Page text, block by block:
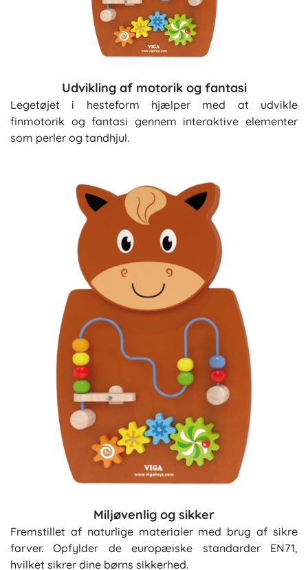
Udvikling af motorik og fantasi
Legetøjet i hesteform hjælper med at udvikle
finmotorik og fantasi gennem interaktive elementer
som perler og tandhjul.
Miljøvenlig og sikker
Fremstillet af naturlige materialer med brug af sikre
farver. Opfylder de europæiske standarder EN71,
hvilket sikrer dine børns sikkerhed.